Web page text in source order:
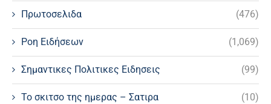
Πρωτοσελιδα (476)
Ροη Ειδήσεων (1,069)
Σημαντικες Πολιτικες Ειδησεις (99)
Το σκιτσο της ημερας – Σατιρα (10)